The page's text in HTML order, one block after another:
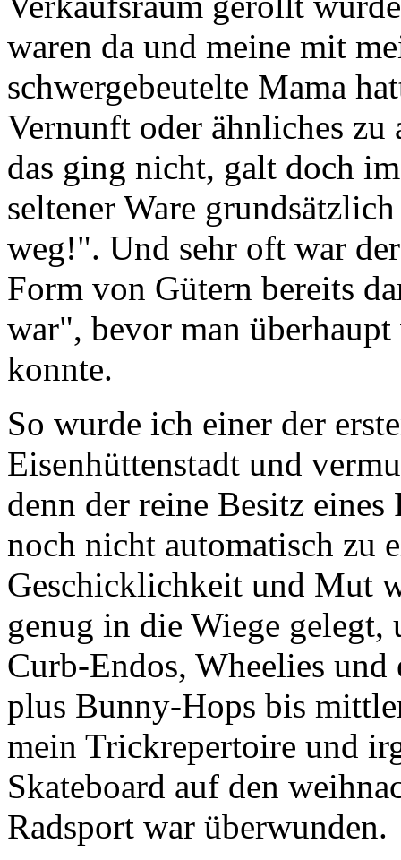
waren da und meine mit
schwergebeutelte Mama
Vernunft oder ähnliches
das ging nicht, galt doch
seltener Ware
weg!". Und sehr oft war
Form von Gütern bereits
war", bevor man
konnte.
So wurde ich einer der
Eisenhüttenstadt und
denn der reine Besitz eines
noch nicht automatisch zu
Geschicklichkeit und Mut
genug in die Wiege
Curb-Endos, Wheelies
plus Bunny-Hops bis
mein Trickrepertoire und
Skateboard auf den
Radsport war überwunden.